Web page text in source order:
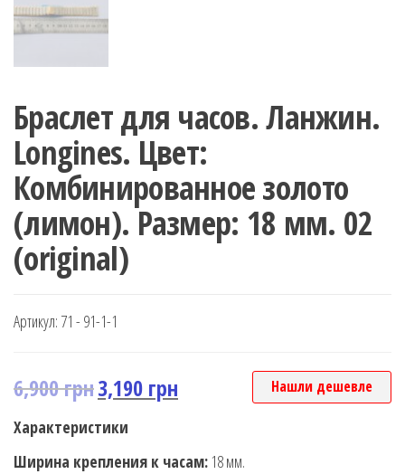
Браслет для часов. Ланжин.
Longines. Цвет:
Комбинированное золото
(лимон). Размер: 18 мм. 02
(original)
Артикул: 71 - 91-1-1
6,900грн3,190 грн Нашли дешевле
Характеристики
Ширина крепления к часам: 18 мм.